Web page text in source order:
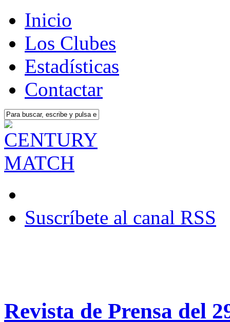
Inicio
Los Clubes
Estadísticas
Contactar
Suscríbete al canal RSS
Revista de Prensa del